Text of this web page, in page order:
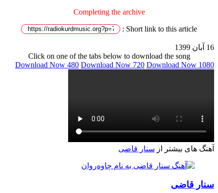
Completing the archive
Short link to this article :
16 آبان 1399
Click on one of the tabs below to download the song
Download Now 480 Download Now 720 Download Now 1080
آهنگ های بیشتر از سنار قاضی
سنار قاضی